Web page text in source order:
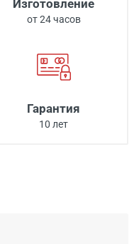
Изготовление
от 24 часов
Гарантия
10 лет